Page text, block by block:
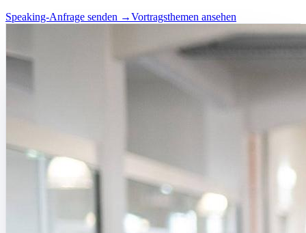
Speaking-Anfrage senden →Vortragsthemen ansehen